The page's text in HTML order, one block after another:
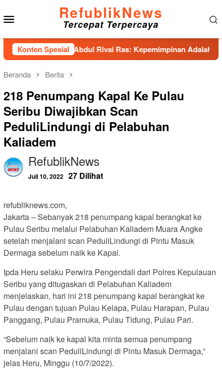
ke
konten
RefublikNews
Tercepat Terpercaya
Konten Spesial
Hadirkan Abdul Rivai Ras: Kepemimpinan Adalah Talenta
Beranda Berita
218 Penumpang Kapal Ke Pulau
Seribu Diwajibkan Scan
PeduliLindungi di Pelabuhan
Kaliadem
RefublikNews
Juli 10, 2022 27 Dilihat
refubliknews.com,
Jakarta – Sebanyak 218 penumpang kapal berangkat ke
Pulau Seribu melalui Pelabuhan Kaliadem Muara Angke
setelah menjalani scan PeduliLindungi di Pintu Masuk
Dermaga sebelum naik ke Kapal.
Ipda Heru selaku Perwira Pengendali dari Polres Kepulauan
Seribu yang ditugaskan di Pelabuhan Kaliadem
menjelaskan, hari ini 218 penumpang kapal berangkat ke
Pulau dengan tujuan Pulau Kelapa, Pulau Harapan, Pulau
Panggang, Pulau Pramuka, Pulau Tidung, Pulau Pari.
“Sebelum naik ke kapal kita minta semua penumpang
menjalani scan PeduliLindungi di Pintu Masuk Dermaga,”
jelas Heru, Minggu (10/7/2022).